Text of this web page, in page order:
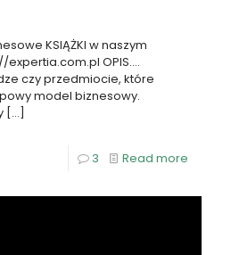
KSIĄŻKI w naszym
OPIS….
czy przedmiocie, które
model biznesowy.
[…]
3 Read more